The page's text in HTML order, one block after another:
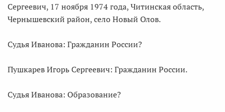
Сергеевич, 17 ноября 1974 года, Читинская область,
Чернышевский район, село Новый Олов.
Судья Иванова: Гражданин России?
Пушкарев Игорь Сергеевич: Гражданин России.
Судья Иванова: Образование?